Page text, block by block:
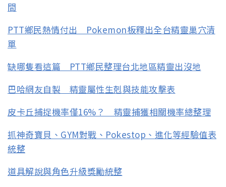
間
PTT鄉民熱情付出 Pokemon板釋出全台精靈巢穴清
單
缺哪隻看這篇 PTT鄉民整理台北地區精靈出沒地
巴哈網友自製 精靈屬性生剋與技能攻擊表
皮卡丘捕捉機率僅16%？ 精靈捕獲相關機率總整理
抓神奇寶貝、GYM對戰、Pokestop、進化等經驗值表
統整
道具解說與角色升級獎勵統整